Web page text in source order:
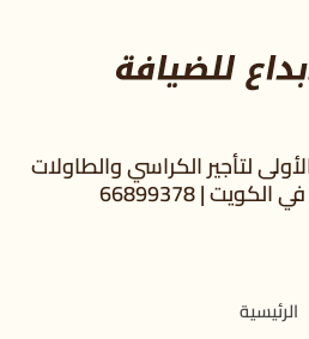
لتأجير الكراسي والطاولات
| 66899378
الرئيسية